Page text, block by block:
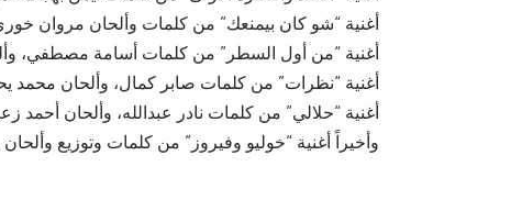
أغنية “شو كان بيمنعك” من كلمات وألحان مروان
أغنية “من أول السطر” من كلمات أسامة مصطفي،
أغنية “نظرات” من كلمات صابر كمال، وألحان محمد
أغنية “حلالي” من كلمات نادر عبدالله، وألحان أحمد
وأخيراً أغنية “خوليو وفيروز” من كلمات وتوزيع